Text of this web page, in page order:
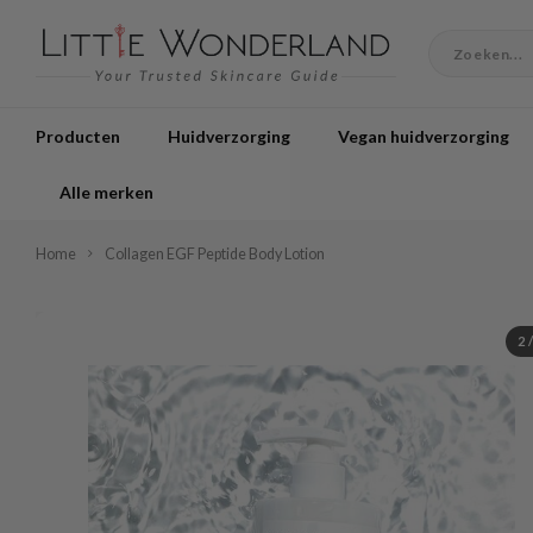
Producten Huidverzorging Vegan huidverzorging
Alle merken
Home Collagen EGF Peptide Body Lotion
2